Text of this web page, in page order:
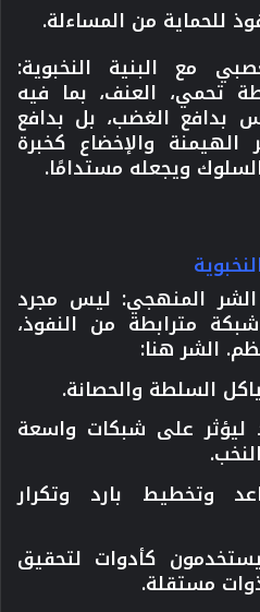
للحماية من المساءلة.
مع البنية النخبوية:
تحمي، العنف، بما فيه
بدافع الغضب، بل بدافع
الهيمنة والإخضاع كخبرة
ويجعله مستدامًا.
الشر المنهجي: ليس مجرد
مترابطة من النفوذ،
الشر هنا:
السلطة والحصانة.
ليؤثر على شبكات واسعة
وتخطيط بارد وتكرار
كأدوات لتحقيق
مستقلة.